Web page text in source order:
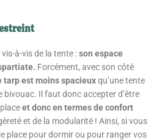
à-vis de la tente :son espace
Forcément, avec son côté
tarp est moins spacieuxqu’une tente
bivouac. Il faut donc accepter d’être
et donc en termes de confort
et de la modularité ! Ainsi, si vous
place pour dormir ou pour ranger vos